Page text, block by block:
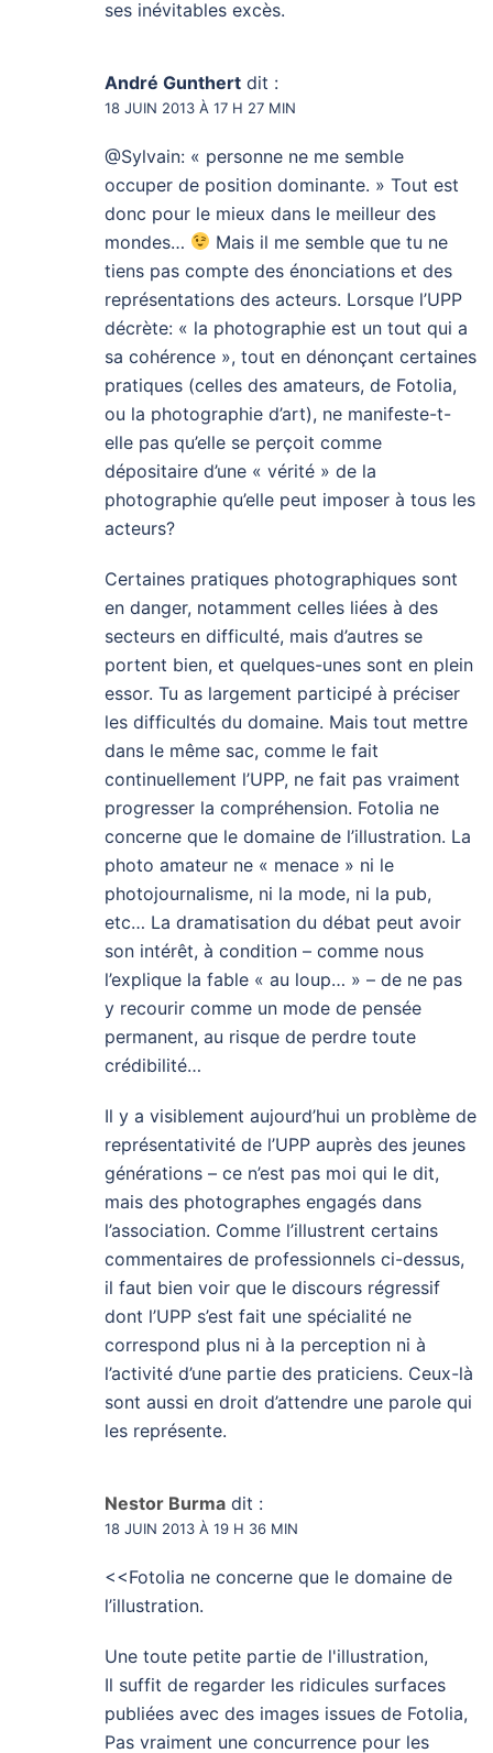
ses inévitables excès.
André Gunthert dit :
18 JUIN 2013 À 17 H 27 MIN
@Sylvain: « personne ne me semble
occuper de position dominante. » Tout est
donc pour le mieux dans le meilleur des
mondes…
Mais il me semble que tu ne
tiens pas compte des énonciations et des
représentations des acteurs. Lorsque l’UPP
décrète: « la photographie est un tout qui a
sa cohérence », tout en dénonçant certaines
pratiques (celles des amateurs, de Fotolia,
ou la photographie d’art), ne manifeste-t-
elle pas qu’elle se perçoit comme
dépositaire d’une « vérité » de la
photographie qu’elle peut imposer à tous les
acteurs?
Certaines pratiques photographiques sont
en danger, notamment celles liées à des
secteurs en difficulté, mais d’autres se
portent bien, et quelques-unes sont en plein
essor. Tu as largement participé à préciser
les difficultés du domaine. Mais tout mettre
dans le même sac, comme le fait
continuellement l’UPP, ne fait pas vraiment
progresser la compréhension. Fotolia ne
concerne que le domaine de l’illustration. La
photo amateur ne « menace » ni le
photojournalisme, ni la mode, ni la pub,
etc… La dramatisation du débat peut avoir
son intérêt, à condition – comme nous
l’explique la fable « au loup… » – de ne pas
y recourir comme un mode de pensée
permanent, au risque de perdre toute
crédibilité…
Il y a visiblement aujourd’hui un problème de
représentativité de l’UPP auprès des jeunes
générations – ce n’est pas moi qui le dit,
mais des photographes engagés dans
l’association. Comme l’illustrent certains
commentaires de professionnels ci-dessus,
il faut bien voir que le discours régressif
dont l’UPP s’est fait une spécialité ne
correspond plus ni à la perception ni à
l’activité d’une partie des praticiens. Ceux-là
sont aussi en droit d’attendre une parole qui
les représente.
Nestor Burma dit :
18 JUIN 2013 À 19 H 36 MIN
<<Fotolia ne concerne que le domaine de
l’illustration.
Une toute petite partie de l'illustration,
Il suffit de regarder les ridicules surfaces
publiées avec des images issues de Fotolia,
Pas vraiment une concurrence pour les